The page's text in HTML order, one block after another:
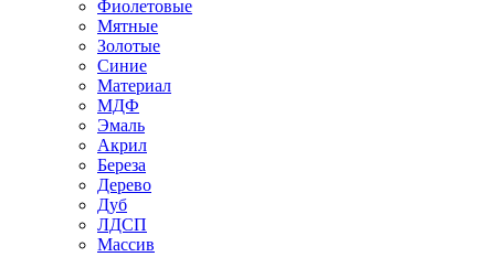
Фиолетовые
Мятные
Золотые
Синие
Материал
МДФ
Эмаль
Акрил
Береза
Дерево
Дуб
ЛДСП
Массив